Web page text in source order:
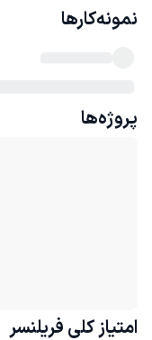
نمونه‌کارها
پروژه‌ها
امتیاز کلی فریلنسر